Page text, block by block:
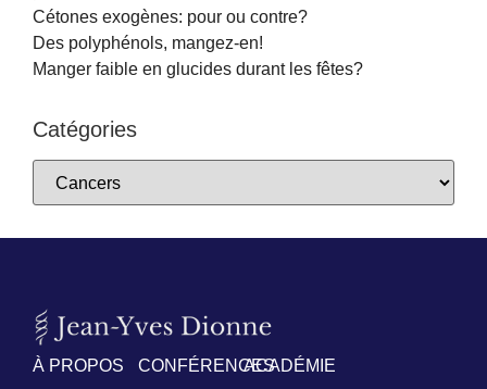
Cétones exogènes: pour ou contre?
Des polyphénols, mangez-en!
Manger faible en glucides durant les fêtes?
Catégories
À PROPOS
CONFÉRENCESACADÉMIE